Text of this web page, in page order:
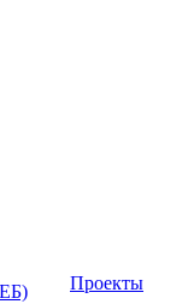
Проекты